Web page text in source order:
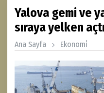
Yalova gemi ve
sıraya yelken açtı
Ana Sayfa Ekonomi̇